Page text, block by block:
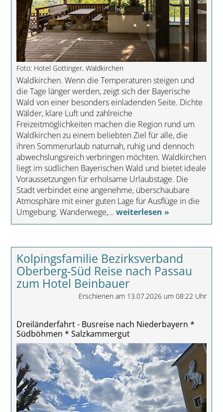
Foto: Hotel Gottinger, Waldkirchen
Waldkirchen. Wenn die Temperaturen steigen und
die Tage länger werden, zeigt sich der Bayerische
Wald von einer besonders einladenden Seite. Dichte
Wälder, klare Luft und zahlreiche
Freizeitmöglichkeiten machen die Region rund um
Waldkirchen zu einem beliebten Ziel für alle, die
ihren Sommerurlaub naturnah, ruhig und dennoch
abwechslungsreich verbringen möchten. Waldkirchen
liegt im südlichen Bayerischen Wald und bietet ideale
Voraussetzungen für erholsame Urlaubstage. Die
Stadt verbindet eine angenehme, überschaubare
Atmosphäre mit einer guten Lage für Ausflüge in die
Umgebung. Wanderwege,... weiterlesen »
Kolpingsfamilie Bezirksverband
Oberberg-Süd Reise nach Passau
zum Hotel Beinbauer
Erschienen am 13.07.2026 um 08:22 Uhr
Dreiländerfahrt - Busreise nach Niederbayern *
Südböhmen * Salzkammergut